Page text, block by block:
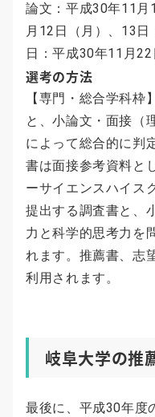
論文：平成30年11月
月12日（月）、13
日：平成30年11月22
選考の方法
【専門・総合学科
と、小論文・面接（
によって総合的に判
書は面接参考資料と
ーサイエンスハイス
提出する調査書と、
力と科学的思考力を
れます。推薦書、志
利用されます。
岐阜大学の推
最後に、平成30年度